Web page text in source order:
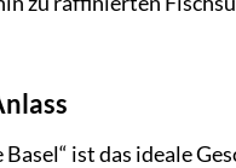
ist das ideale